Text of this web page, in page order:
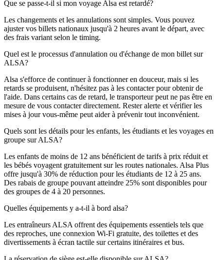
Que se passe-t-il si mon voyage Alsa est retardé?
Les changements et les annulations sont simples. Vous pouvez
ajuster vos billets nationaux jusqu'à 2 heures avant le départ, avec
des frais variant selon le timing.
Quel est le processus d'annulation ou d'échange de mon billet sur
ALSA?
Alsa s'efforce de continuer à fonctionner en douceur, mais si les
retards se produisent, n'hésitez pas à les contacter pour obtenir de
l'aide. Dans certains cas de retard, le transporteur peut ne pas être en
mesure de vous contacter directement. Rester alerte et vérifier les
mises à jour vous-même peut aider à prévenir tout inconvénient.
Quels sont les détails pour les enfants, les étudiants et les voyages en
groupe sur ALSA?
Les enfants de moins de 12 ans bénéficient de tarifs à prix réduit et
les bébés voyagent gratuitement sur les routes nationales. Alsa Plus
offre jusqu'à 30% de réduction pour les étudiants de 12 à 25 ans.
Des rabais de groupe pouvant atteindre 25% sont disponibles pour
des groupes de 4 à 20 personnes.
Quelles équipements y a-t-il à bord alsa?
Les entraîneurs ALSA offrent des équipements essentiels tels que
des reproches, une connexion Wi-Fi gratuite, des toilettes et des
divertissements à écran tactile sur certains itinéraires et bus.